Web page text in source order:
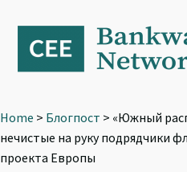
primary
navigation
content
footer
Home > Блогпост > «Южный
нечистые на руку подрядчики
проекта Европы